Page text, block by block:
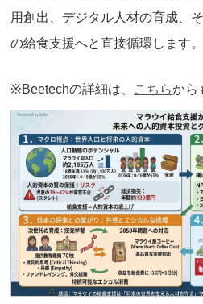
用創出、デジタル人材の育成、
の給食支援へと直接循環します。
※Beetechの詳細は、 こちらから